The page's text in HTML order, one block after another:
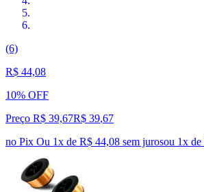
(6)
R$ 44,08
10% OFF
Preço R$ 39,67R$ 39,67
no Pix Ou 1x de R$ 44,08 sem jurosou 1x de